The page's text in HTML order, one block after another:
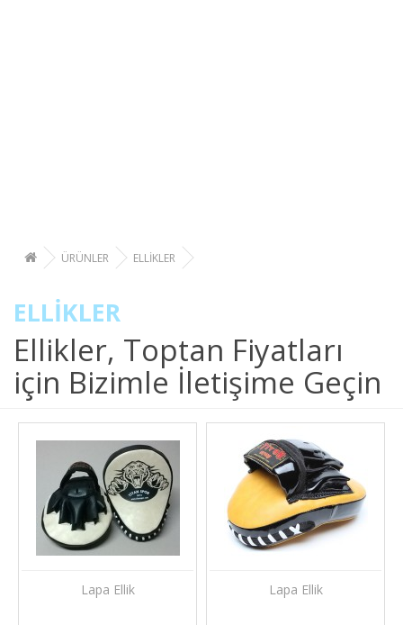
ÜRÜNLER ELLİKLER
ELLİKLER
Ellikler, Toptan Fiyatları
için Bizimle İletişime Geçin
Lapa Ellik Lapa Ellik